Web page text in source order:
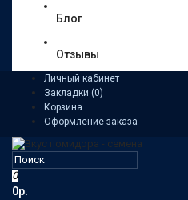
Блог
Отзывы
Личный кабинет
Закладки (0)
Корзина
Оформление заказа
0
0р.